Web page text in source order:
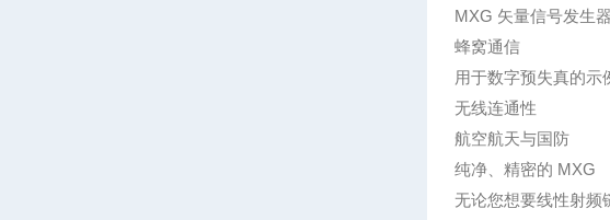
MXG 矢量信号发生
蜂窝通信
用于数字预失真的示
无线连通性
航空航天与国防
纯净、精密的 MXG
无论您想要线性射频